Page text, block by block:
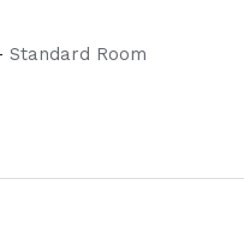
Standard Room